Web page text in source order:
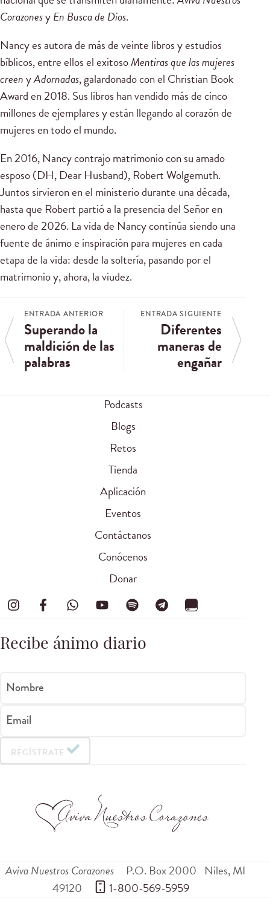
CorazonesyEn Busca de Dios.
Nancy es autora de más de veinte libros y estudios
bíblicos, entre ellos el exitosoMentiras que las mujeres
creenyAdornadas, galardonado con el Christian Book
Award en 2018. Sus libros han vendido más de cinco
millones de ejemplares y están llegando al corazón de
mujeres en todo el mundo.
En 2016, Nancy contrajo matrimonio con su amado
esposo (DH, Dear Husband), Robert Wolgemuth.
Juntos sirvieron en el ministerio durante una década,
hasta que Robert partió a la presencia del Señor en
enero de 2026. La vida de Nancy continúa siendo una
fuente de ánimo e inspiración para mujeres en cada
etapa de la vida: desde la soltería, pasando por el
matrimonio y, ahora, la viudez.
ENTRADA ANTERIOR
Superando la
maldición de las
palabras
ENTRADA SIGUIENTE
Diferentes
maneras de
engañar
Podcasts
Blogs
Retos
Tienda
Aplicación
Eventos
Contáctanos
Conócenos
Donar
Recibe ánimo diario
Nombre
Email
REGÍSTRATE
Aviva Nuestros Corazones P.O. Box 2000 Niles,MI
49120
1-800-569-5959